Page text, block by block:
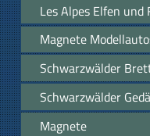
Les Alpes Elfen und
Magnete
Schwarzwälder
Schwarzwälder
Magnete